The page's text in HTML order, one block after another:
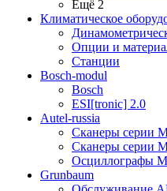
Ещё 2
Климатическое
Опции и
Станции
Bosch-modul
Bosch
ESI[tronic] 2.0
Autel-russia
Сканеры серии
Сканеры серии
Осциллографы
Grunbaum